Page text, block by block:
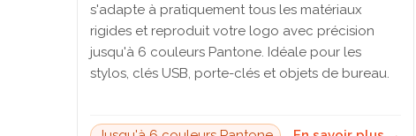
s'adapte à pratiquement tous les matériaux
rigides et reproduit votre logo avec précision
jusqu'à 6 couleurs Pantone. Idéale pour les
stylos, clés USB, porte-clés et objets de bureau.